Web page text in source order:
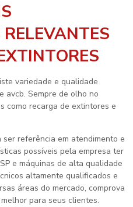
variedade e qualidade
avcb. Sempre de olho no
como recarga de extintores e
referência em atendimento e
possíveis pela empresa ter
e máquinas de alta qualidade
altamente qualificados e
áreas do mercado, comprova
para seus clientes.